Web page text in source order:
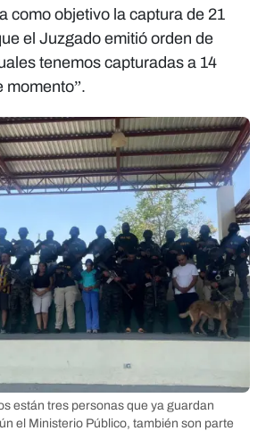
como objetivo la captura de 21
el Juzgado emitió orden de
tenemos capturadas a 14
momento”.
están tres personas que ya guardan
el Ministerio Público, también son parte